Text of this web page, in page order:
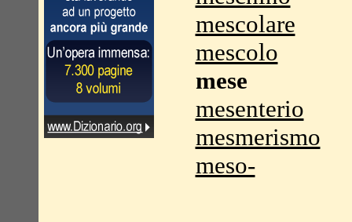
mescolare
mescolo
mese
mesenterio
mesmerismo
meso-